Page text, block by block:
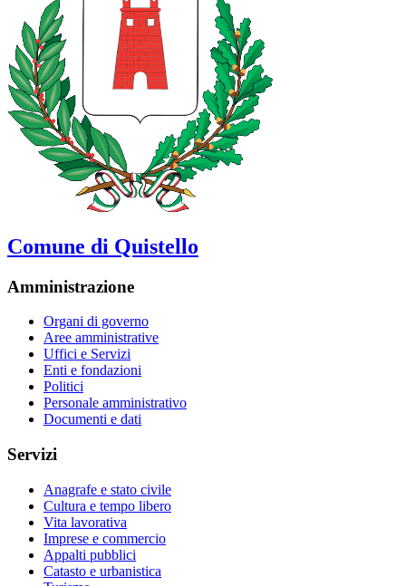
Comune di Quistello
Amministrazione
Organi di governo
Aree amministrative
Uffici e Servizi
Enti e fondazioni
Politici
Personale amministrativo
Documenti e dati
Servizi
Anagrafe e stato civile
Cultura e tempo libero
Vita lavorativa
Imprese e commercio
Appalti pubblici
Catasto e urbanistica